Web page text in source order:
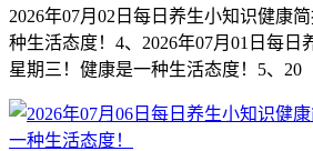
2026年07月02日每日养生小知识健康
种生活态度！4、2026年07月01日每日
星期三！健康是一种生活态度！5、20